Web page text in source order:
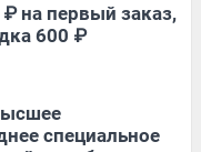
на первый заказ,
600 ₽
специальное